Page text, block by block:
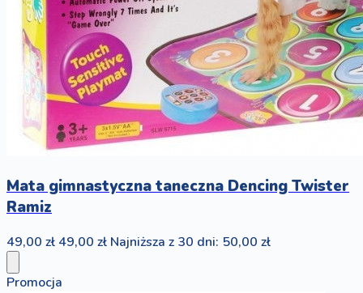
Mata gimnastyczna taneczna Dencing Twister
Ramiz
49,00 zł 49,00 zł Najniższa z 30 dni: 50,00 zł
Promocja